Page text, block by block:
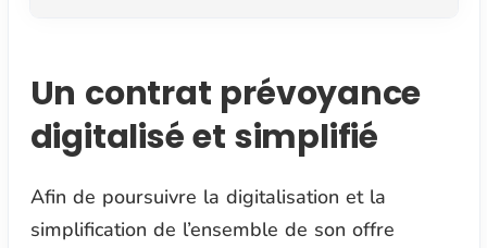
Un contrat prévoyance
digitalisé et simplifié
Afin de poursuivre la digitalisation et la
simplification de l’ensemble de son offre